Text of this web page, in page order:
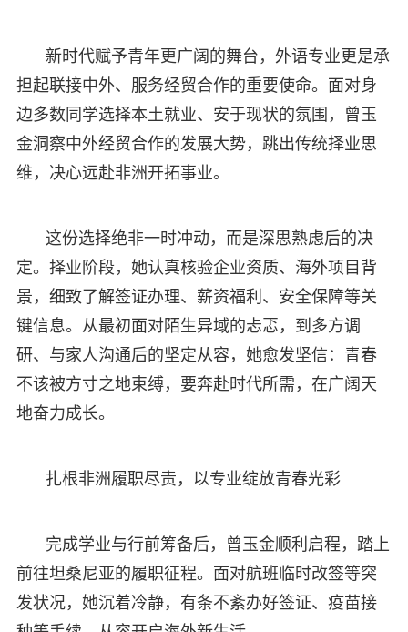
新时代赋予青年更广阔的舞台，外语专业更是承
担起联接中外、服务经贸合作的重要使命。面对身
边多数同学选择本土就业、安于现状的氛围，曾玉
金洞察中外经贸合作的发展大势，跳出传统择业思
维，决心远赴非洲开拓事业。
这份选择绝非一时冲动，而是深思熟虑后的决
定。择业阶段，她认真核验企业资质、海外项目背
景，细致了解签证办理、薪资福利、安全保障等关
键信息。从最初面对陌生异域的忐忑，到多方调
研、与家人沟通后的坚定从容，她愈发坚信：青春
不该被方寸之地束缚，要奔赴时代所需，在广阔天
地奋力成长。
扎根非洲履职尽责，以专业绽放青春光彩
完成学业与行前筹备后，曾玉金顺利启程，踏上
前往坦桑尼亚的履职征程。面对航班临时改签等突
发状况，她沉着冷静，有条不紊办好签证、疫苗接